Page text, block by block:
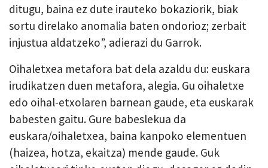
ditugu, baina ez dute irauteko bokaziorik, biak
sortu direlako anomalia baten ondorioz; zerbait
injustua aldatzeko”, adierazi du Garrok.
Oihaletxea metafora bat dela azaldu du: euskara
irudikatzen duen metafora, alegia. Gu oihaletxe
edo oihal-etxolaren barnean gaude, eta euskarak
babesten gaitu. Gure babeslekua da
euskara/oihaletxea, baina kanpoko elementuen
(haizea, hotza, ekaitza) mende gaude. Guk